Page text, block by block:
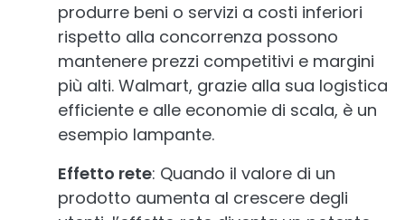
produrre beni o servizi a costi inferiori
rispetto alla concorrenza possono
mantenere prezzi competitivi e margini
più alti. Walmart, grazie alla sua logistica
efficiente e alle economie di scala, è un
esempio lampante.
Effetto rete: Quando il valore di un
prodotto aumenta al crescere degli